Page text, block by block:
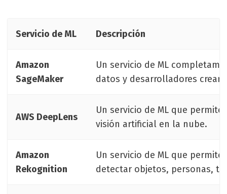
Servicio de ML Descripción
Amazon
SageMaker
Un servicio de ML
datos y desarrolladores
AWS DeepLens
Un servicio de ML que
visión artificial en la nube.
Amazon
Rekognition
Un servicio de ML que
detectar objetos, personas,